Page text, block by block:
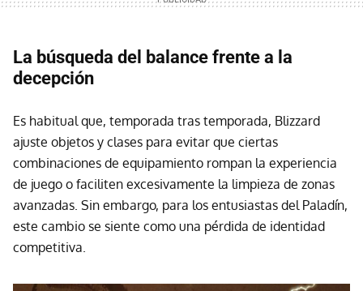
La búsqueda del balance frente a la
decepción
Es habitual que, temporada tras temporada, Blizzard
ajuste objetos y clases para evitar que ciertas
combinaciones de equipamiento rompan la experiencia
de juego o faciliten excesivamente la limpieza de zonas
avanzadas. Sin embargo, para los entusiastas del Paladín,
este cambio se siente como una pérdida de identidad
competitiva.